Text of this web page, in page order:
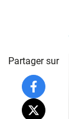
Partager sur